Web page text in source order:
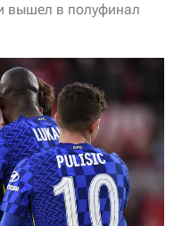
вышел в полуфинал